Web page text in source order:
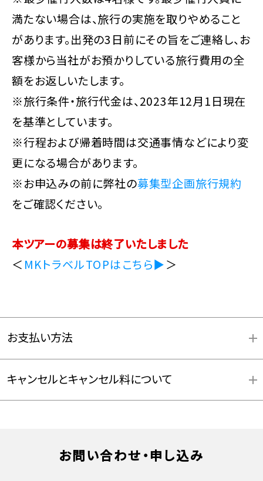
満たない場合は、旅行の実施を取りやめること
があります。出発の3日前にその旨をご連絡し、お
客様から当社がお預かりしている旅行費用の全
額をお返しいたします。
※旅行条件・旅行代金は、2023年12月1日現在
を基準としています。
※行程および帰着時間は交通事情などにより変
更になる場合があります。
※お申込みの前に弊社の募集型企画旅行規約
をご確認ください。
本ツアーの募集は終了いたしました
＜ MKトラベルTOPはこちら▶＞
お支払い方法
キャンセルとキャンセル料について
お問い合わせ・申し込み